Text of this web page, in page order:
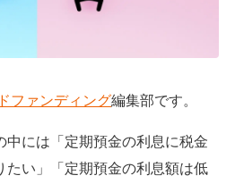
ファンディング編集部です。
中には「定期預金の利息に税金
たい」「定期預金の利息額は低